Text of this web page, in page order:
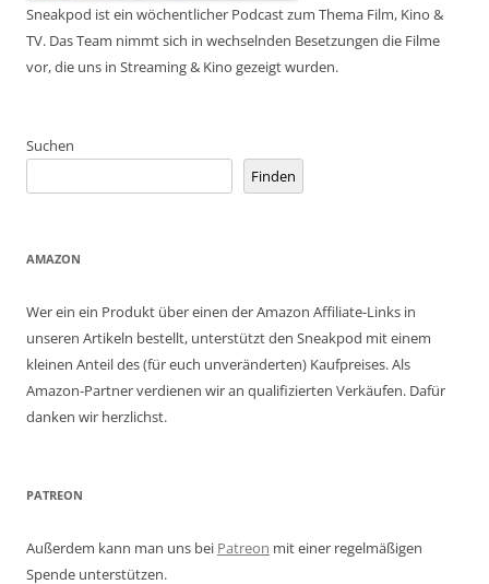
Sneakpod ist ein wöchentlicher Podcast zum Thema Film, Kino &
TV. Das Team nimmt sich in wechselnden Besetzungen die Filme
vor, die uns in Streaming & Kino gezeigt wurden.
Suchen
Finden
AMAZON
Wer ein ein Produkt über einen der Amazon Affiliate-Links in
unseren Artikeln bestellt, unterstützt den Sneakpod mit einem
kleinen Anteil des (für euch unveränderten) Kaufpreises. Als
Amazon-Partner verdienen wir an qualifizierten Verkäufen. Dafür
danken wir herzlichst.
PATREON
Außerdem kann man uns bei Patreon mit einer regelmäßigen
Spende unterstützen.